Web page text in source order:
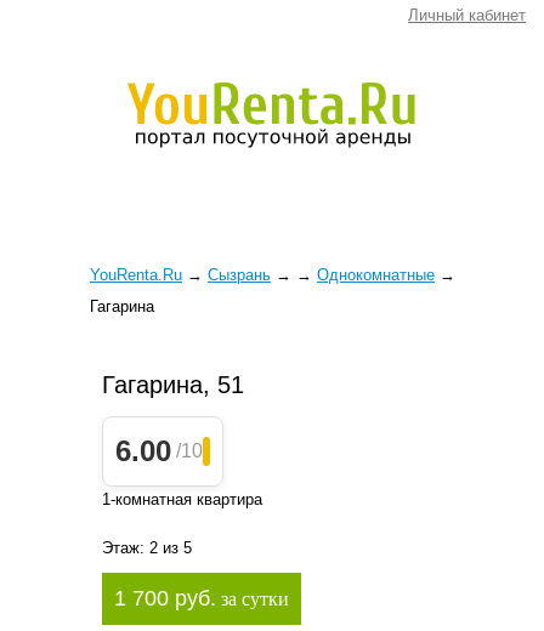
Личный кабинет
YouRenta.Ru → Сызрань → → Однокомнатные →
Гагарина
Гагарина, 51
6.00 /10
1-комнатная квартира
Этаж: 2 из 5
1 700 руб. за сутки